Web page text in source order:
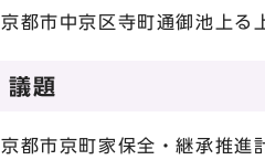
京都市中京区寺町通御池上
議題
京都市京町家保全・継承推進